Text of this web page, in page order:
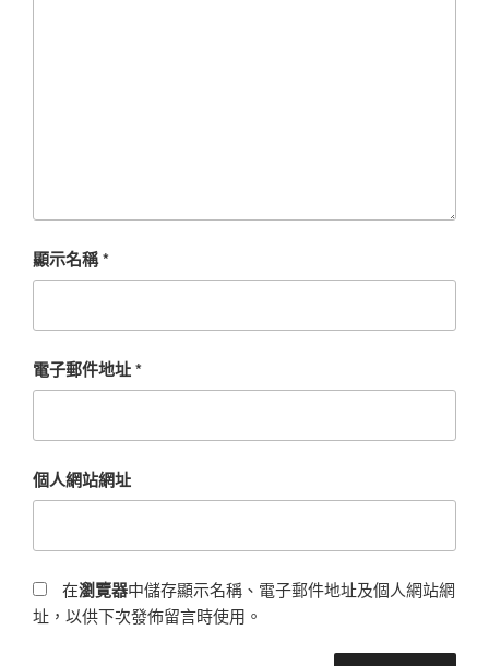
顯示名稱*
電子郵件地址*
個人網站網址
在瀏覽器中儲存顯示名稱、電子郵件地址及個人網站網
址，以供下次發佈留言時使用。